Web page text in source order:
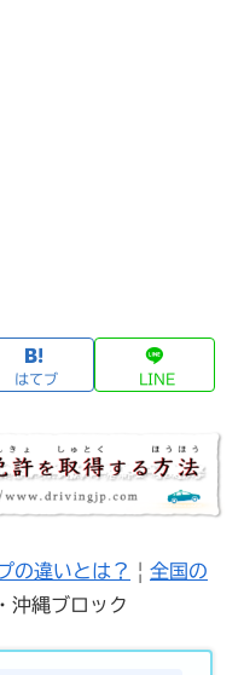
はてブ LINE
の違いとは？ | 全国の
沖縄ブロック